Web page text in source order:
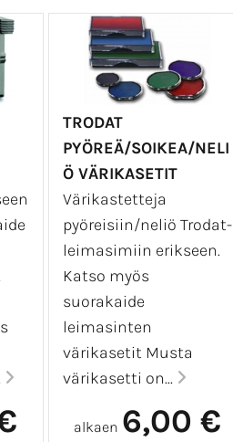
'
Vie ostoskoriin
laskea määräalennuksen.
muuttamaan sitä.
eri tekstillä.
TRODAT
PYÖREÄ/SOIKEA/NELI
Ö VÄRIKASETIT
Värikastetteja
pyöreisiin/neliö Trodat-
leimasimiin erikseen.
Katso myös
suorakaide
leimasinten
värikasetit Musta
värikasetti on...
alkaen 6,00 €